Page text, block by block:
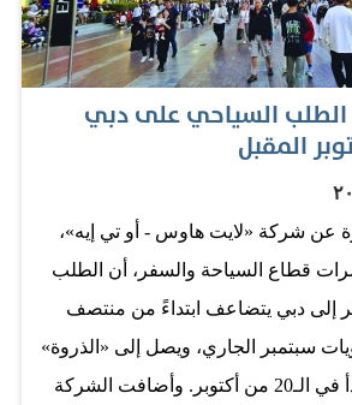
وشركات القطاع البحري في الإمارة
والتقنيات والمشاريع والمبادرات
القطاع. وأكد استمرار سلطة دبي البحرية
لتقديم أرقى الخدمات وتطبيق
العالمية، ومواكبة التطورات
وتطوير التشريعات للتغلب على
وتعزيز بيئة الأعمال البحرية
دبي مركزاً عالمياً مبتكراً ومستداماً
اللوجستية. وشدد الشيخ الدكتور
آل مكتوم على مواصلة العمل على
أفضل المعايير والممارسات العالمية،
السياحي على دبي
المقبل
عن شركة «لايت هاوس - أو تي إيه»،
قطاع السياحة والسفر، أن الطلب
إلى دبي يتضاعف ابتداءً من منتصف
سبتمبر الجاري، ويصل إلى «الذروة»
في الأسبوع الذي يبدأ في الـ20 من أكتوبر. وأضافت الشركة